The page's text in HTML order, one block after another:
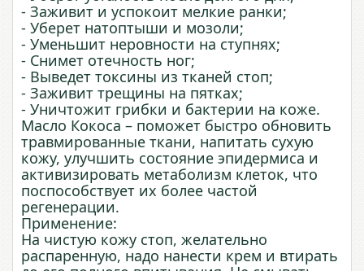
- Заживит и успокоит мелкие ранки;
- Уберет натоптыши и мозоли;
- Уменьшит неровности на ступнях;
- Снимет отечность ног;
- Выведет токсины из тканей стоп;
- Заживит трещины на пятках;
- Уничтожит грибки и бактерии на коже.
Масло Кокоса – поможет быстро обновить
травмированные ткани, напитать сухую
кожу, улучшить состояние эпидермиса и
активизировать метаболизм клеток, что
поспособствует их более частой
регенерации.
Применение:
На чистую кожу стоп, желательно
распаренную, надо нанести крем и втирать